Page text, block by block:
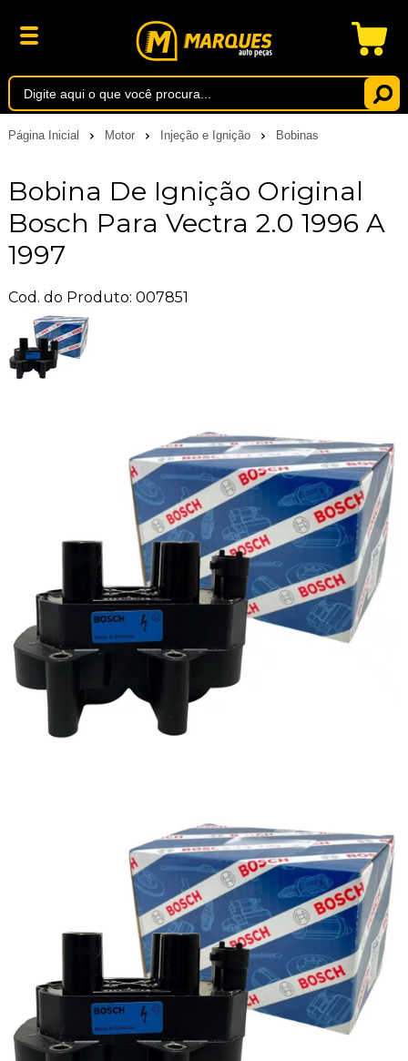
Página Inicial Motor Injeção e Ignição Bobinas
Bobina De Ignição Original
Bosch Para Vectra 2.0 1996 A
1997
Cod. do Produto: 007851